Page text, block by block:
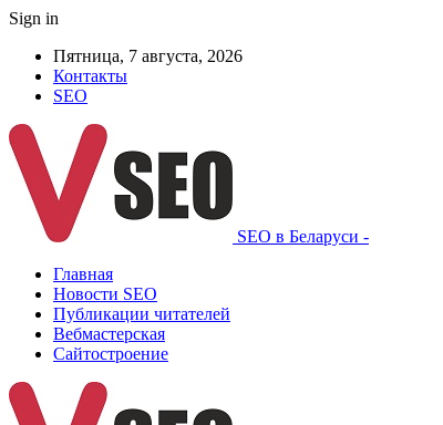
Sign in
Пятница, 7 августа, 2026
Контакты
SEO
SEO в Беларуси -
Главная
Новости SEO
Публикации читателей
Вебмастерская
Сайтостроение